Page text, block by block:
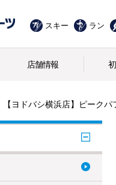
スキー ラン
店舗情報
【ヨドバシ横浜店】ピーク